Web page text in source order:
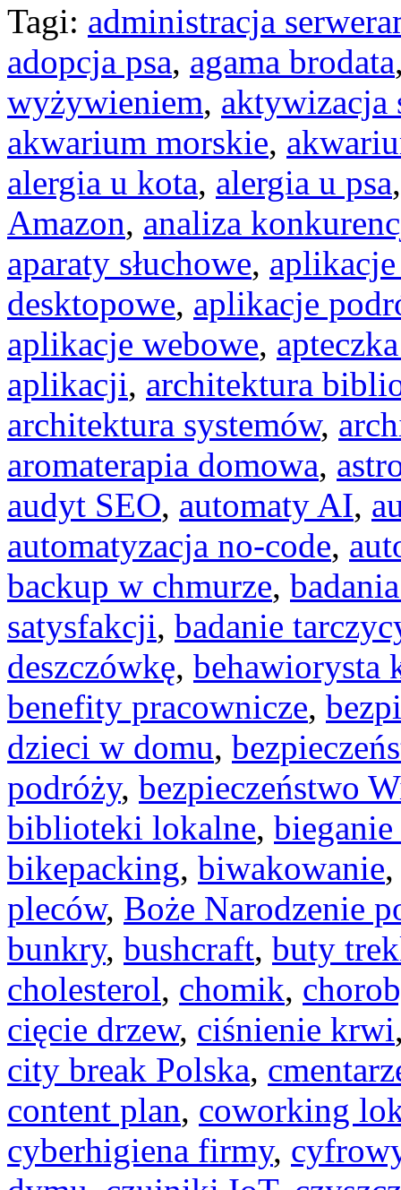
Tagi: administracja
adopcja psa, agama brodata
wyżywieniem, aktywizacja
akwarium morskie,
alergia u kota, alergia u psa
Amazon, analiza
aparaty słuchowe,
desktopowe, aplikacje
aplikacje webowe,
aplikacji, architektura
architektura systemów,
aromaterapia domowa,
audyt SEO, automaty AI,
automatyzacja no-code,
backup w chmurze,
satysfakcji, badanie
deszczówkę, behawiorysta
benefity pracownicze,
dzieci w domu,
podróży, bezpieczeństwo
biblioteki lokalne,
bikepacking, biwakowanie
pleców, Boże Narodzenie
bunkry, bushcraft, buty
cholesterol, chomik,
cięcie drzew, ciśnienie krwi
city break Polska,
content plan, coworking
cyberhigiena firmy,